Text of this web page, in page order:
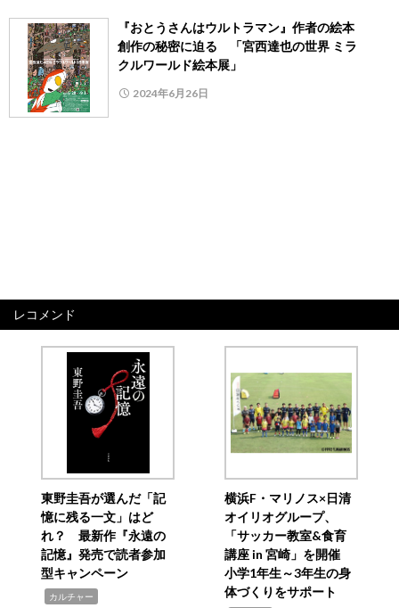
『おとうさんはウルトラマン』作者の絵本
創作の秘密に迫る 「宮西達也の世界 ミラ
クルワールド絵本展」
2024年6月26日
レコメンド
東野圭吾が選んだ「記
憶に残る一文」はど
れ？ 最新作『永遠の
記憶』発売で読者参加
型キャンペーン
カルチャー
横浜F・マリノス×日清
オイリオグループ、
「サッカー教室&食育
講座 in 宮崎」を開催
小学1年生～3年生の身
体づくりをサポート